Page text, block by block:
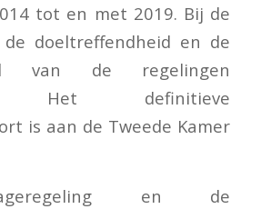
tot en met 2019. Bij de
doeltreffendheid en de
van de regelingen
Het definitieve
is aan de Tweede Kamer
en de